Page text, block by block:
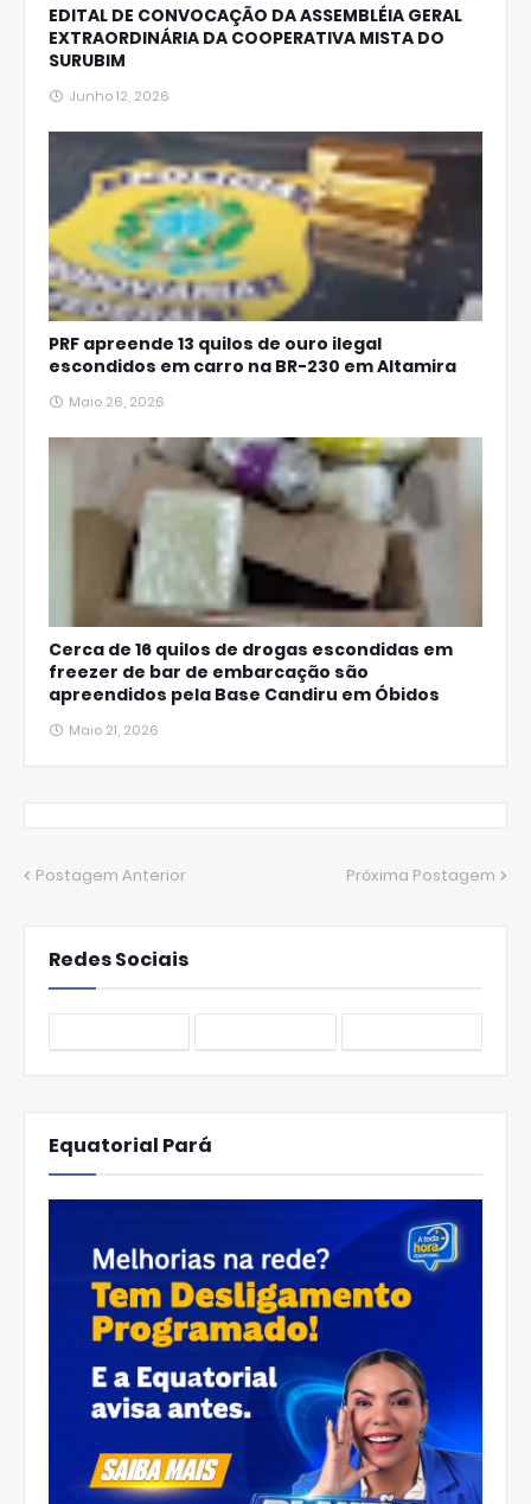
EDITAL DE CONVOCAÇÃO DA ASSEMBLÉIA GERAL
EXTRAORDINÁRIA DA COOPERATIVA MISTA DO
SURUBIM
Junho 12, 2026
PRF apreende 13 quilos de ouro ilegal
escondidos em carro na BR-230 em Altamira
Maio 26, 2026
Cerca de 16 quilos de drogas escondidas em
freezer de bar de embarcação são
apreendidos pela Base Candiru em Óbidos
Maio 21, 2026
Postagem Anterior Próxima Postagem
Redes Sociais
Equatorial Pará